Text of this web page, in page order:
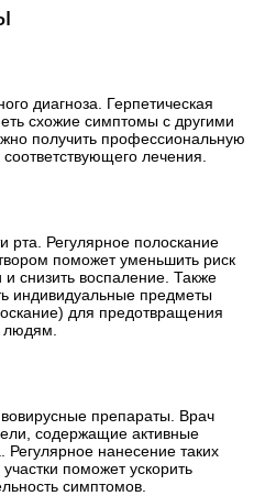
диагноза. Герпетическая
схожие симптомы с другими
получить профессиональную
лечения.
рта. Регулярное полоскание
поможет уменьшить риск
снизить воспаление. Также
индивидуальные предметы
для предотвращения
людям.
препараты. Врач
содержащие активные
Регулярное нанесение таких
поможет ускорить
симптомов.